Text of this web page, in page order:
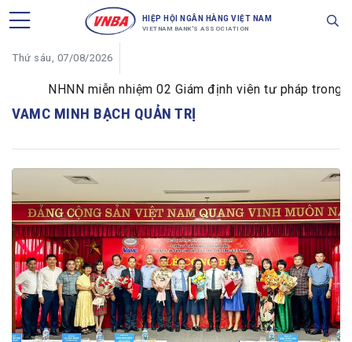
HIỆP HỘI NGÂN HÀNG VIỆT NAM
VIETNAM BANK'S ASSOCIATION
Thứ sáu, 07/08/2026
NHNN miễn nhiệm 02 Giám định viên tư pháp trong
VAMC MINH BẠCH QUẢN TRỊ